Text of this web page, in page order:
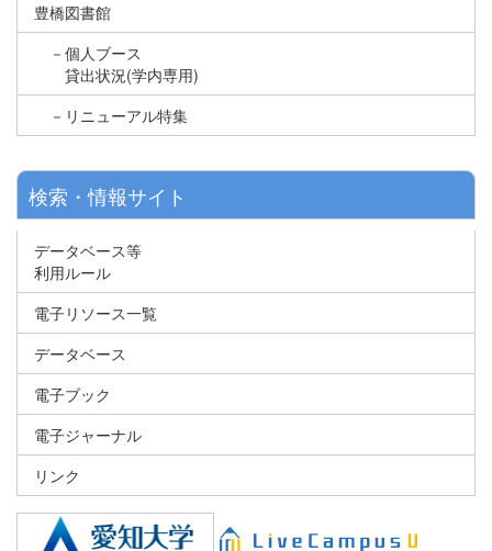
豊橋図書館
－個人ブース
貸出状況(学内専用)
－リニューアル特集
検索・情報サイト
データベース等
利用ルール
電子リソース一覧
データベース
電子ブック
電子ジャーナル
リンク